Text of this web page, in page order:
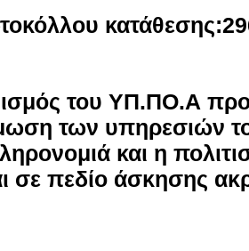
του ΥΠ.ΠΟ.Α
των υπηρεσιών
και η
σε πεδίο άσκησης